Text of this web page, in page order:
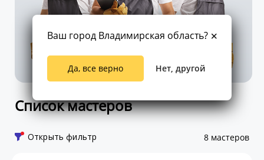
Список мастеров
Открыть фильтр 8 мастеров
Ваш город Владимирская область?
Да, все верно Нет, другой